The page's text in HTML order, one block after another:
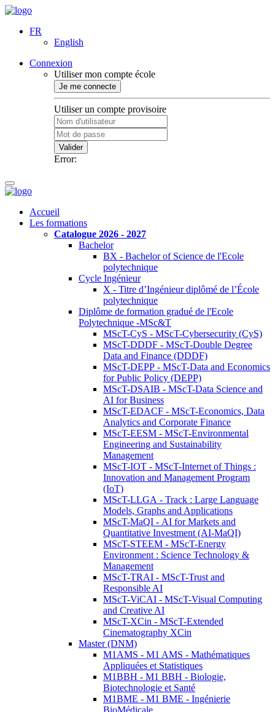
FR
English
Connexion
Utiliser mon compte école
Je me connecte
Utiliser un compte provisoire
Valider
Error:
Accueil
Les formations
Catalogue 2026 - 2027
Bachelor
BX - Bachelor of Science de l'Ecole
polytechnique
Cycle Ingénieur
X - Titre d’Ingénieur diplômé de l’École
polytechnique
Diplôme de formation gradué de l'Ecole
Polytechnique -MSc&T
MScT-CyS - MScT-Cybersecurity (CyS)
MScT-DDDF - MScT-Double Degree
Data and Finance (DDDF)
MScT-DEPP - MScT-Data and Economics
for Public Policy (DEPP)
MScT-DSAIB - MScT-Data Science and
AI for Business
MScT-EDACF - MScT-Economics, Data
Analytics and Corporate Finance
MScT-EESM - MScT-Environmental
Engineering and Sustainability
Management
MScT-IOT - MScT-Internet of Things :
Innovation and Management Program
(IoT)
MScT-LLGA - Track : Large Language
Models, Graphs and Applications
MScT-MaQI - AI for Markets and
Quantitative Investment (AI-MaQI)
MScT-STEEM - MScT-Energy
Environment : Science Technology &
Management
MScT-TRAI - MScT-Trust and
Responsible AI
MScT-ViCAI - MScT-Visual Computing
and Creative AI
MScT-XCin - MScT-Extended
Cinematography XCin
Master (DNM)
M1AMS - M1 AMS - Mathématiques
Appliquées et Statistiques
M1BBH - M1 BBH - Biologie,
Biotechnologie et Santé
M1BME - M1 BME - Ingénierie
BioMédicale